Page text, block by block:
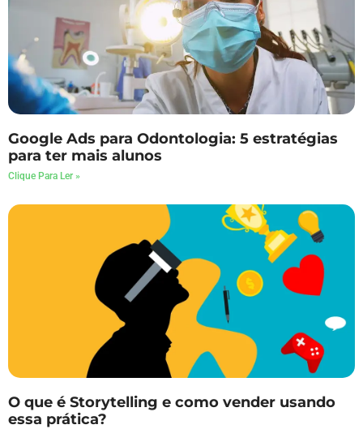
Google Ads para Odontologia: 5 estratégias
para ter mais alunos
Clique Para Ler »
O que é Storytelling e como vender usando
essa prática?